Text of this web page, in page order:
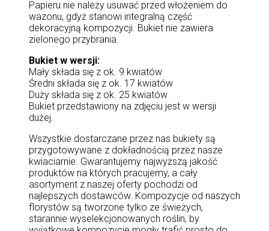
Papieru nie należy usuwać przed włożeniem do
wazonu, gdyż stanowi integralną część
dekoracyjną kompozycji. Bukiet nie zawiera
zielonego przybrania.
Bukiet w wersji:
Mały składa się z ok. 9 kwiatów
Średni składa się z ok. 17 kwiatów
Duży składa się z ok. 25 kwiatów
Bukiet przedstawiony na zdjęciu jest w wersji
dużej.
Wszystkie dostarczane przez nas bukiety są
przygotowywane z dokładnością przez nasze
kwiaciarnie. Gwarantujemy najwyższą jakość
produktów na których pracujemy, a cały
asortyment z naszej oferty pochodzi od
najlepszych dostawców. Kompozycje od naszych
florystów są tworzone tylko ze świeżych,
starannie wyselekcjonowanych roślin, by